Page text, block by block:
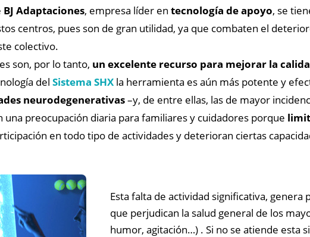
BJ Adaptaciones, empresa líder en tecnología de apoyo, se
centros, pues son de gran utilidad, ya que combaten el
colectivo.
son, por lo tanto, un excelente recurso para mejorar la
del Sistema SHX la herramienta es aún más potente y
neurodegenerativas–y, de entre ellas, las de mayor
una preocupación diaria para familiares y cuidadores porque
en todo tipo de actividades y deterioran ciertas
Esta falta de actividad significativa, genera
que perjudican la salud general de los
humor, agitación…) . Si no se atiende esta